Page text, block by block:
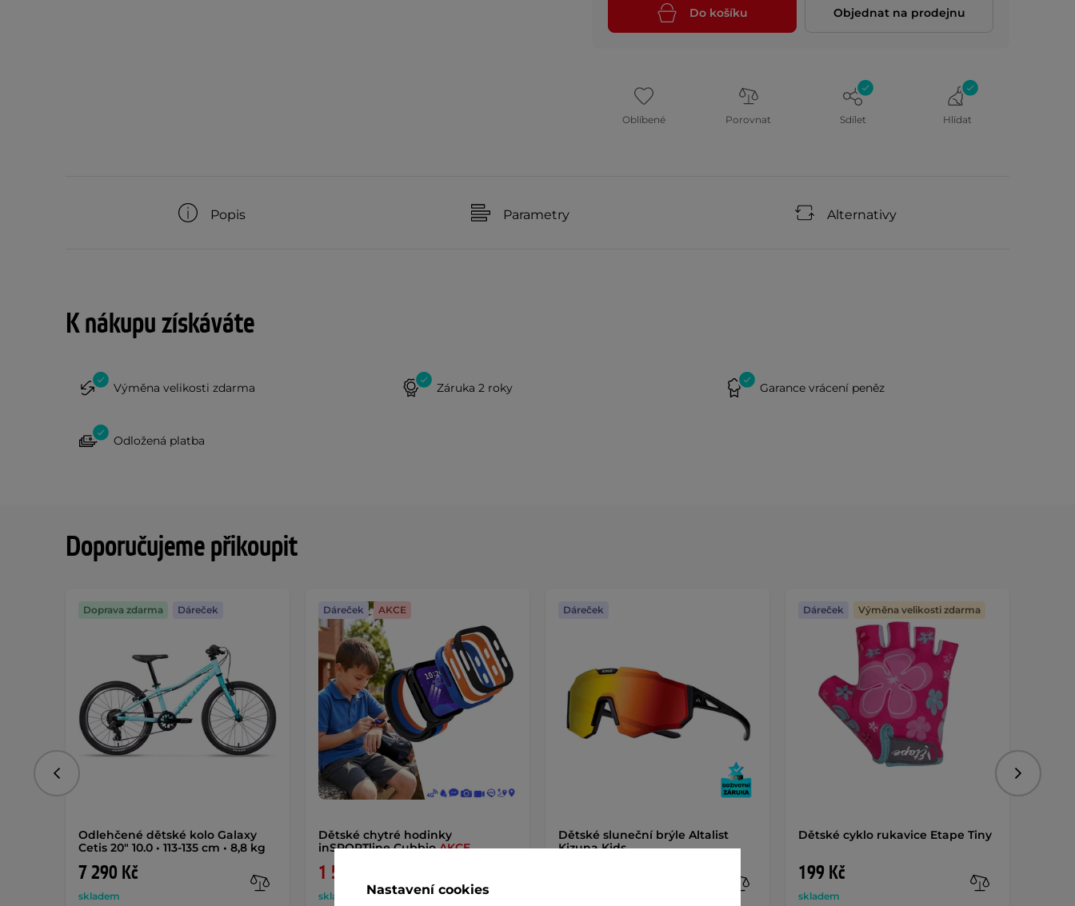
Do košíku Objednat na prodejnu
Oblíbené Porovnat Sdílet Hlídat
Popis Parametry Alternativy
K nákupu získáváte
Výměna velikosti zdarma Záruka 2 roky Garance vrácení peněz
Odložená platba
Doporučujeme přikoupit
Odlehčené dětské kolo Galaxy
Cetis 20" 10.0 • 113-135 cm • 8,8 kg
7 290 Kč
skladem
Doprava zdarma Dáreček
Dětské chytré hodinky
inSPORTline CubbioAKCE
1 549 Kč
skladem
Dáreček AKCE
Dětské sluneční brýle Altalist
Kizuna Kids
Dáreček
Dětské cyklo rukavice Etape Tiny
199 Kč
skladem
Dáreček Výměna velikosti zdarma
Předchozí
Nastavení cookies